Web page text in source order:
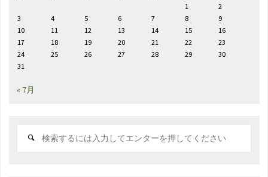
1
2
3
4 5 6 7 8
9
10
11 12 13 14 15
16
17
18 19 20 21 22
23
24
25 26 27 28 29
30
31
« 7月